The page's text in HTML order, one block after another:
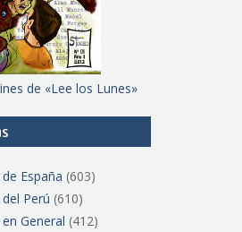
de «Lee los Lunes»
España (603)
Perú (610)
General (412)